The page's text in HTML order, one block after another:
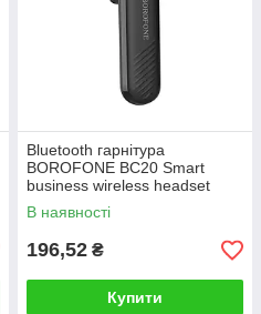
Bluetooth гарнітура
BOROFONE BC20 Smart
business wireless headset
Black
В наявності
196,52 ₴
Купити